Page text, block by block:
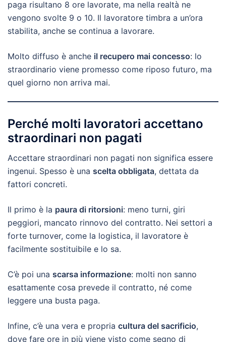
paga risultano 8 ore lavorate, ma nella realtà ne
vengono svolte 9 o 10. Il lavoratore timbra a un’ora
stabilita, anche se continua a lavorare.
Molto diffuso è anche il recupero mai concesso: lo
straordinario viene promesso come riposo futuro, ma
quel giorno non arriva mai.
Perché molti lavoratori accettano
straordinari non pagati
Accettare straordinari non pagati non significa essere
ingenui. Spesso è una scelta obbligata, dettata da
fattori concreti.
Il primo è la paura di ritorsioni: meno turni, giri
peggiori, mancato rinnovo del contratto. Nei settori a
forte turnover, come la logistica, il lavoratore è
facilmente sostituibile e lo sa.
C’è poi una scarsa informazione: molti non sanno
esattamente cosa prevede il contratto, né come
leggere una busta paga.
Infine, c’è una vera e propria cultura del sacrificio,
dove fare ore in più viene visto come segno di